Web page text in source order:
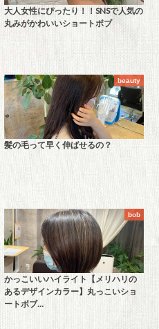
大人女性にぴったり！！SNSで人気の
丸みがかわいいショートボブ
beauty
髪の毛って早く伸ばせるの？
bob
かっこいいハイライト【メリハリの
あるデザインカラー】丸っこいショ
ートボブ…